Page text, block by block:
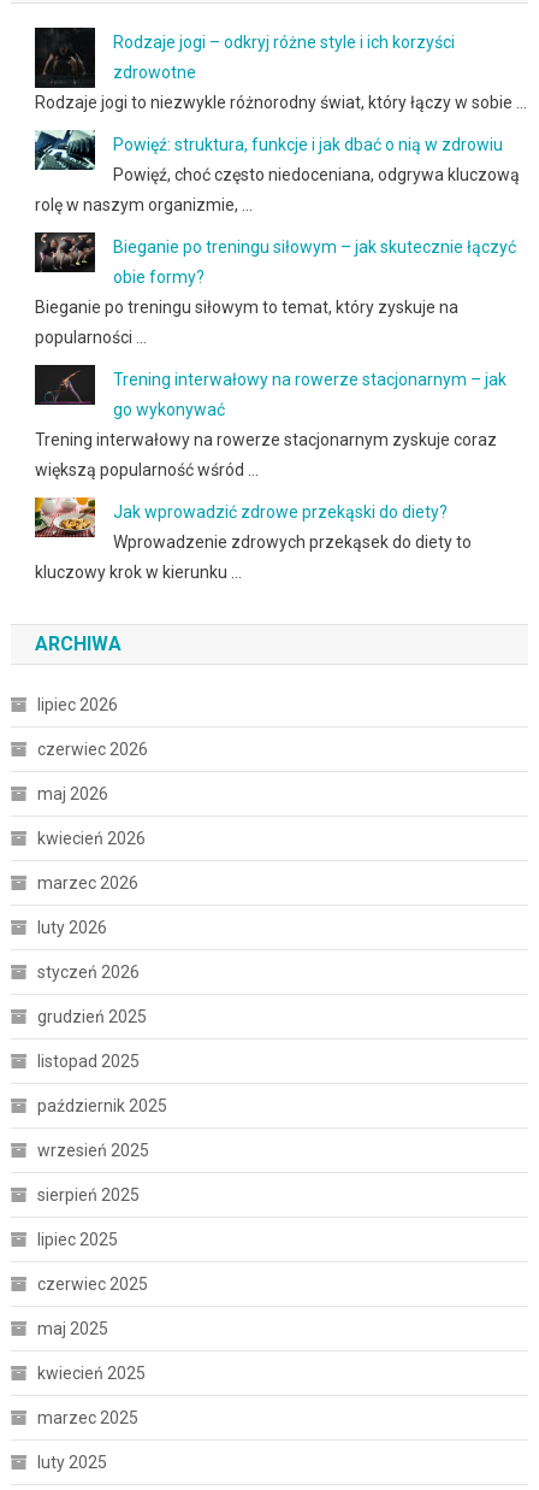
Rodzaje jogi – odkryj różne style i ich korzyści
zdrowotne
Rodzaje jogi to niezwykle różnorodny świat, który łączy w sobie …
Powięź: struktura, funkcje i jak dbać o nią w zdrowiu
Powięź, choć często niedoceniana, odgrywa kluczową
rolę w naszym organizmie, …
Bieganie po treningu siłowym – jak skutecznie łączyć
obie formy?
Bieganie po treningu siłowym to temat, który zyskuje na
popularności …
Trening interwałowy na rowerze stacjonarnym – jak
go wykonywać
Trening interwałowy na rowerze stacjonarnym zyskuje coraz
większą popularność wśród …
Jak wprowadzić zdrowe przekąski do diety?
Wprowadzenie zdrowych przekąsek do diety to
kluczowy krok w kierunku …
ARCHIWA
lipiec 2026
czerwiec 2026
maj 2026
kwiecień 2026
marzec 2026
luty 2026
styczeń 2026
grudzień 2025
listopad 2025
październik 2025
wrzesień 2025
sierpień 2025
lipiec 2025
czerwiec 2025
maj 2025
kwiecień 2025
marzec 2025
luty 2025